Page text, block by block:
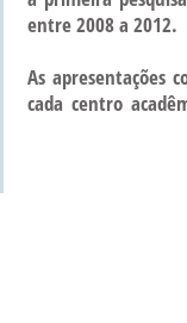
entre 2008 a 2012.
As apresentações
cada centro